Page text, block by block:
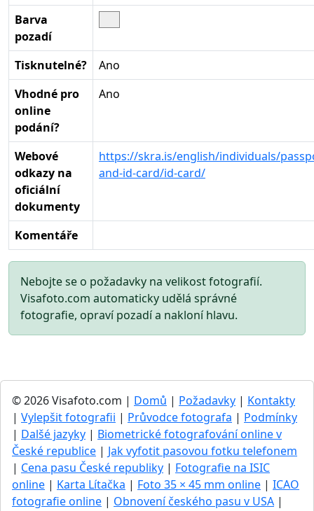
Barva
pozadí
Tisknutelné?
Ano
Vhodné pro
online
podání?
Ano
Webové
odkazy na
oficiální
dokumenty
https://skra.is/english/individuals/
and-id-card/id-card/
Komentáře
Nebojte se o požadavky na velikost fotografií.
Visafoto.com automaticky udělá správné
fotografie, opraví pozadí a nakloní hlavu.
© 2026 Visafoto.com | Domů | Požadavky | Kontakty
| Vylepšit fotografii | Průvodce fotografa | Podmínky
| Dalšé jazyky | Biometrické fotografování online v
České republice | Jak vyfotit pasovou fotku telefonem
| Cena pasu České republiky | Fotografie na ISIC
online | Karta Lítačka | Foto 35 × 45 mm online | ICAO
fotografie online | Obnovení českého pasu v USA |